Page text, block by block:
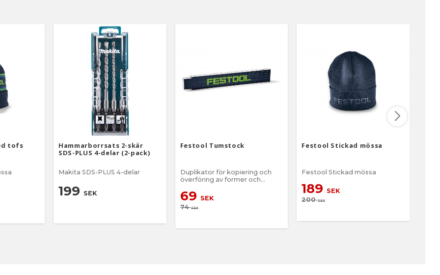
tofs
Hammarborrsats 2-skär
SDS-PLUS 4-delar (2-pack)
Makita SDS-PLUS 4-delar
199 SEK
Festool Tumstock
Duplikator för kopiering och
överföring av former och
69 SEK
74SEK
Festool Stickad mössa
Festool Stickad mössa
189 SEK
200SEK